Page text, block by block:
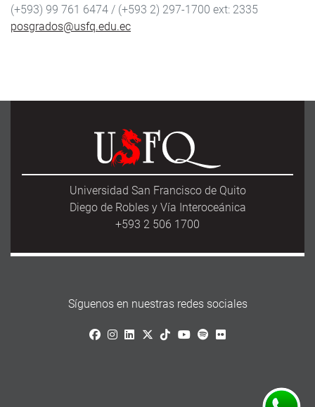
(+593) 99 761 6474 / (+593 2) 297-1700
2335
posgrados@usfq.edu.ec
Universidad San Francisco de Quito
Diego de Robles y Vía Interoceánica
+593 2 506 1700
Síguenos en nuestras redes sociales